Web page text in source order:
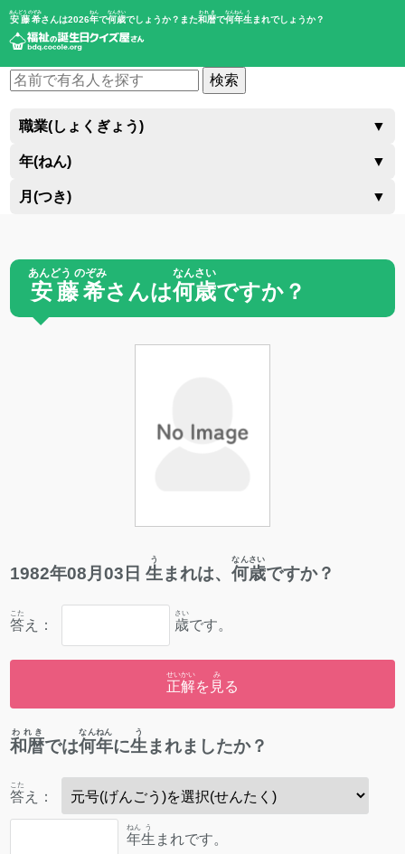
安藤希
あんどう のぞみ
さんは2026年
ねん
で何歳
なんさい
でしょうか？また和暦
われき
で何年
なんねん
生
う
まれでしょうか？
検索
職業(しょくぎょう) ▼
年(ねん) ▼
月(つき) ▼
安藤希
あんどう のぞみ
さんは何歳
なんさい
ですか？
1982年08月03 日 生
う
まれは、何歳
なんさい
ですか？
答
こた
え： 歳
さい
です。
正解
せいかい
を 見
み
る
和暦
われき
では何年
なんねん
に生
う
まれましたか？
答
こた
え：
年
ねん
生
う
まれです。